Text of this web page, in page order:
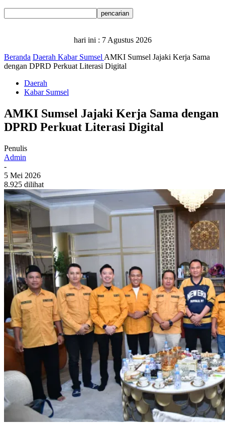
hari ini : 7 Agustus 2026
Beranda Daerah Kabar Sumsel AMKI Sumsel Jajaki Kerja Sama
dengan DPRD Perkuat Literasi Digital
Daerah
Kabar Sumsel
AMKI Sumsel Jajaki Kerja Sama dengan
DPRD Perkuat Literasi Digital
Penulis
Admin
-
5 Mei 2026
8.925 dilihat